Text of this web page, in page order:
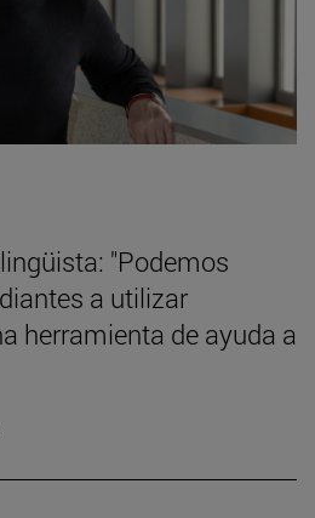
"Podemos
a utilizar
herramienta de ayuda a